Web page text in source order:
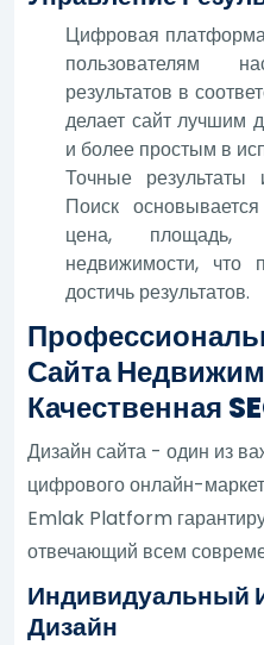
Цифровая
пользователям
результатов в
делает сайт лучшим
и более простым в
Точные
Поиск
цена, площадь,
недвижимости, что
достичь результатов.
Сайта
Качественная
Дизайн сайта - один из
цифрового онлайн-
Emlak Platform
отвечающий всем
Индивидуальный
Дизайн